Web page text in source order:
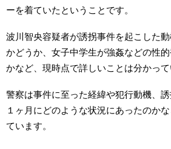
ーを着ていたということです。
波川智央容疑者が誘拐事件を起こした
かどうか、女子中学生が強姦などの性
かなど、現時点で詳しいことは分かって
警察は事件に至った経緯や犯行動機、
１ヶ月にどのような状況にあったのか
ています。